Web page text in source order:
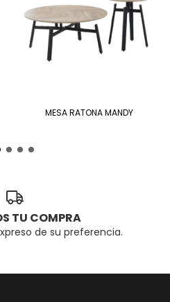
MESA RATONA MANDY
TU COMPRA
de su preferencia.